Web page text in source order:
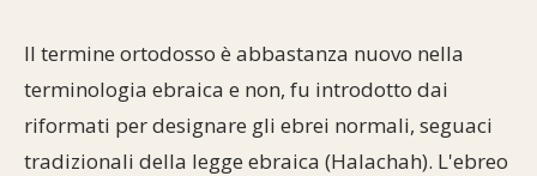
Il termine ortodosso è abbastanza nuovo nella
terminologia ebraica e non, fu introdotto dai
riformati per designare gli ebrei normali, seguaci
tradizionali della legge ebraica (Halachah). L'ebreo